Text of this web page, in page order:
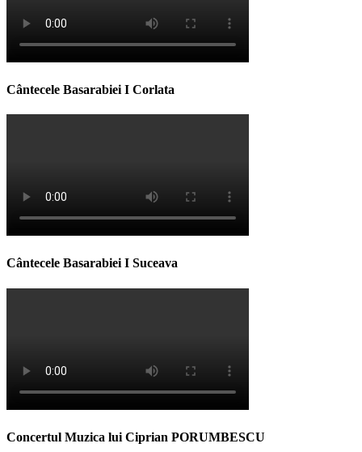
Cântecele Basarabiei I Corlata
Cântecele Basarabiei I Suceava
Concertul Muzica lui Ciprian PORUMBESCU